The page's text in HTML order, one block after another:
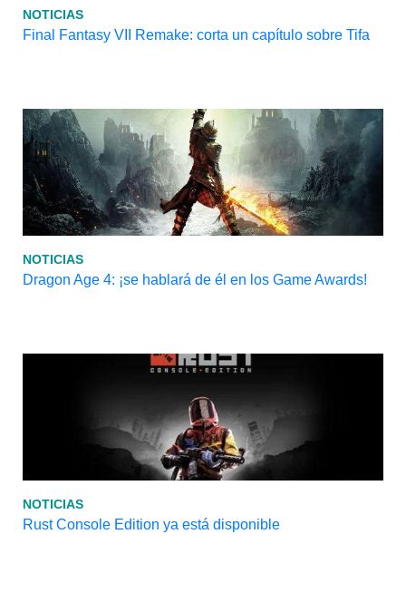
NOTICIAS
Final Fantasy VII Remake: corta un capítulo sobre Tifa
NOTICIAS
Dragon Age 4: ¡se hablará de él en los Game Awards!
NOTICIAS
Rust Console Edition ya está disponible